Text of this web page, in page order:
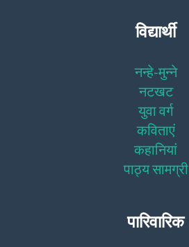
विद्यार्थी
नन्हे-मुन्ने
नटखट
युवा वर्ग
कविताएं
कहानियां
पाठ्य सामग्री
पारिवारिक